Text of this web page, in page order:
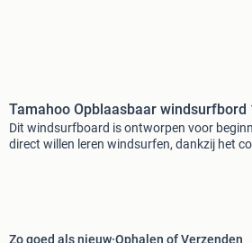
Tamahoo Opblaasbaar windsurfbord
Dit windsurfboard is ontworpen voor
direct willen leren windsurfen, dankzij het
Zo goed als nieuw Ophalen of Verzenden